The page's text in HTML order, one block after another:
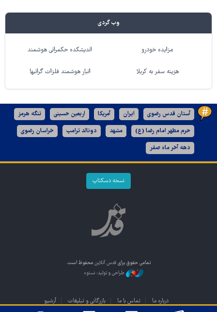
وب گردی
مزایده خودرو اندیشکده حکمرانی هوشمند
هزینه سفر به کربلا انبار هوشمند فلزات گرانبها
آستان قدس رضوی ایران آمریکا اربعین حسینی تنگه هرمز
حرم مطهر امام رضا (ع) مشهد دونالد ترامپ خراسان رضوی
دهه آخر ماه صفر
نسخه دسکتاپ
تمامی حقوق برای قدس آنلاین محفوظ است.
طراحی و تولید: نستوه
درباره ما تماس با ما بازرگانی و تبلیغات آرشیو